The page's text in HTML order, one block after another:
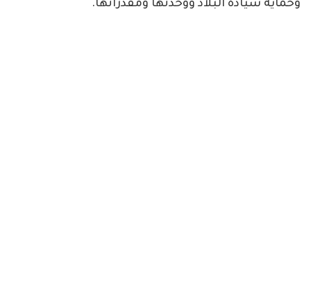
وحماية سيادة البلاد ووحدتها ومقدراتها.